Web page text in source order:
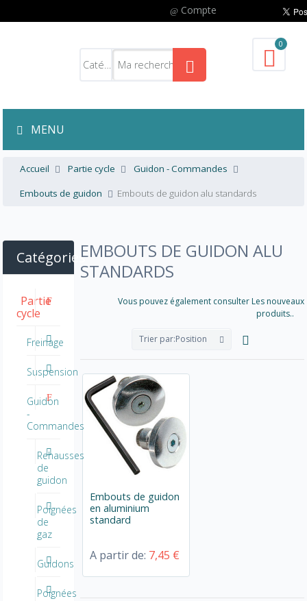
Compte
0
MENU
Accueil Partie cycle
Guidon - Commandes
Embouts de guidon
Embouts de guidon alu standards
EMBOUTS DE GUIDON ALU
STANDARDS
Vous pouvez également consulter Les nouveaux
produits..
Trier par:Position
Embouts de guidon
en aluminium
standard
A partir de: 7,45 €
Catégories
Partie
cycle
Freinage
Suspension
Guidon
-
Commandes
Rehausses
de
guidon
Poignées
de
gaz
Guidons
Poignées